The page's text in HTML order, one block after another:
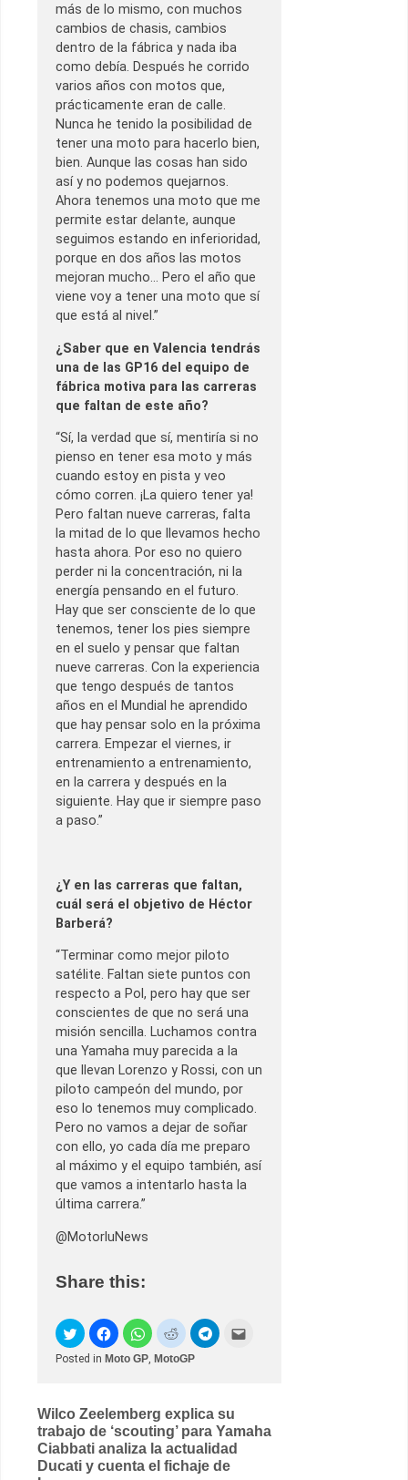
más de lo mismo, con muchos
cambios de chasis, cambios
dentro de la fábrica y nada iba
como debía. Después he corrido
varios años con motos que,
prácticamente eran de calle.
Nunca he tenido la posibilidad de
tener una moto para hacerlo bien,
bien. Aunque las cosas han sido
así y no podemos quejarnos.
Ahora tenemos una moto que me
permite estar delante, aunque
seguimos estando en inferioridad,
porque en dos años las motos
mejoran mucho… Pero el año que
viene voy a tener una moto que sí
que está al nivel.”
¿Saber que en Valencia tendrás
una de las GP16 del equipo de
fábrica motiva para las carreras
que faltan de este año?
“Sí, la verdad que sí, mentiría si no
pienso en tener esa moto y más
cuando estoy en pista y veo
cómo corren. ¡La quiero tener ya!
Pero faltan nueve carreras, falta
la mitad de lo que llevamos hecho
hasta ahora. Por eso no quiero
perder ni la concentración, ni la
energía pensando en el futuro.
Hay que ser consciente de lo que
tenemos, tener los pies siempre
en el suelo y pensar que faltan
nueve carreras. Con la experiencia
que tengo después de tantos
años en el Mundial he aprendido
que hay pensar solo en la próxima
carrera. Empezar el viernes, ir
entrenamiento a entrenamiento,
en la carrera y después en la
siguiente. Hay que ir siempre paso
a paso.”
¿Y en las carreras que faltan,
cuál será el objetivo de Héctor
Barberá?
“Terminar como mejor piloto
satélite. Faltan siete puntos con
respecto a Pol, pero hay que ser
conscientes de que no será una
misión sencilla. Luchamos contra
una Yamaha muy parecida a la
que llevan Lorenzo y Rossi, con un
piloto campeón del mundo, por
eso lo tenemos muy complicado.
Pero no vamos a dejar de soñar
con ello, yo cada día me preparo
al máximo y el equipo también, así
que vamos a intentarlo hasta la
última carrera.”
@MotorluNews
Share this:
Posted in Moto GP, MotoGP
Post
navigation
Wilco Zeelemberg explica su
trabajo de ‘scouting’ para Yamaha
Ciabbati analiza la actualidad
Ducati y cuenta el fichaje de